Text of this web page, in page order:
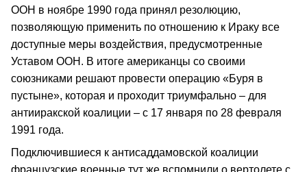
ООН в ноябре 1990 года принял резолюцию,
позволяющую применить по отношению к Ираку все
доступные меры воздействия, предусмотренные
Уставом ООН. В итоге американцы со своими
союзниками решают провести операцию «Буря в
пустыне», которая и проходит триумфально – для
антииракской коалиции – с 17 января по 28 февраля
1991 года.
Подключившиеся к антисаддамовской коалиции
французские военные тут же вспомнили о вертолете с